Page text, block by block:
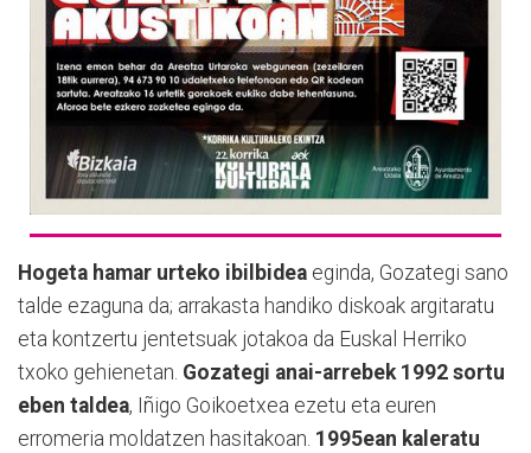
Hogeta hamar urteko ibilbidea eginda, Gozategi sano
talde ezaguna da; arrakasta handiko diskoak argitaratu
eta kontzertu jentetsuak jotakoa da Euskal Herriko
txoko gehienetan. Gozategi anai-arrebek 1992 sortu
eben taldea, Iñigo Goikoetxea ezetu eta euren
erromeria moldatzen hasitakoan. 1995ean kaleratu